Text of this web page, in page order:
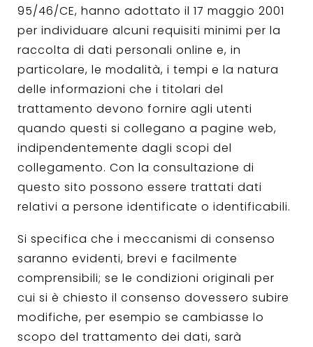
95/46/CE, hanno adottato il 17 maggio 2001
per individuare alcuni requisiti minimi per la
raccolta di dati personali online e, in
particolare, le modalità, i tempi e la natura
delle informazioni che i titolari del
trattamento devono fornire agli utenti
quando questi si collegano a pagine web,
indipendentemente dagli scopi del
collegamento. Con la consultazione di
questo sito possono essere trattati dati
relativi a persone identificate o identificabili.
Si specifica che i meccanismi di consenso
saranno evidenti, brevi e facilmente
comprensibili; se le condizioni originali per
cui si è chiesto il consenso dovessero subire
modifiche, per esempio se cambiasse lo
scopo del trattamento dei dati, sarà